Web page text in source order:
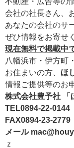
会社の社長さん、
あなたの会社のサ
ぜひ情報をお寄せ
現在無料で掲載中
八幡浜市・伊方町
お住まいの方、 ほ
情報ご提供等のお
株式会社豊予社 「
TEL0894-22-0144
FAX0894-23-2779
メール
ｚ